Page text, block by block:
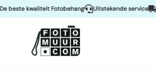
Fotobehang Uitstekende service